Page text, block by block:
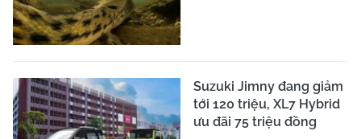
Suzuki Jimny đang giảm
tới 120 triệu, XL7 Hybrid
ưu đãi 75 triệu đồng